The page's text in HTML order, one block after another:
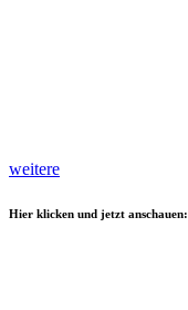
weitere
Hier klicken und jetzt anschauen: